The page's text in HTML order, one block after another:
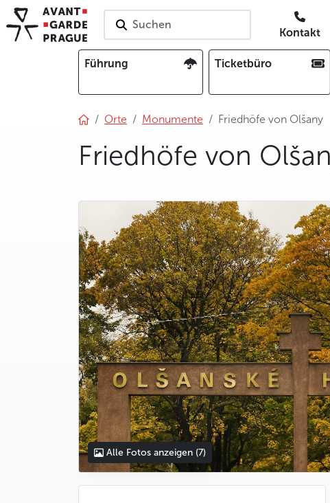
Suchen
Kontakt
Führung Ticketbüro
Orte Monumente Friedhöfe von Olšany
Friedhöfe von
photo 5
photo 6
photo 7
Alle Fotos anzeigen (7)